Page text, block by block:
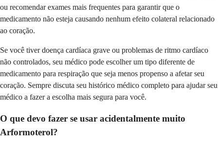
ou recomendar exames mais frequentes para garantir que o
medicamento não esteja causando nenhum efeito colateral relacionado
ao coração.
Se você tiver doença cardíaca grave ou problemas de ritmo cardíaco
não controlados, seu médico pode escolher um tipo diferente de
medicamento para respiração que seja menos propenso a afetar seu
coração. Sempre discuta seu histórico médico completo para ajudar seu
médico a fazer a escolha mais segura para você.
O que devo fazer se usar acidentalmente muito
Arformoterol?